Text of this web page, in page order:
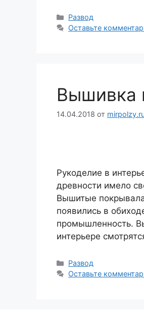
Рубрики
Развод
Оставьте
Вышивка
14.04.2018 от
Рукоделие в
древности имело
Вышитые
появились в
промышленность.
интерьере
Рубрики
Развод
Оставьте